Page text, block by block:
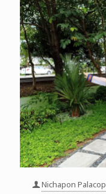
Nichapon Palacop